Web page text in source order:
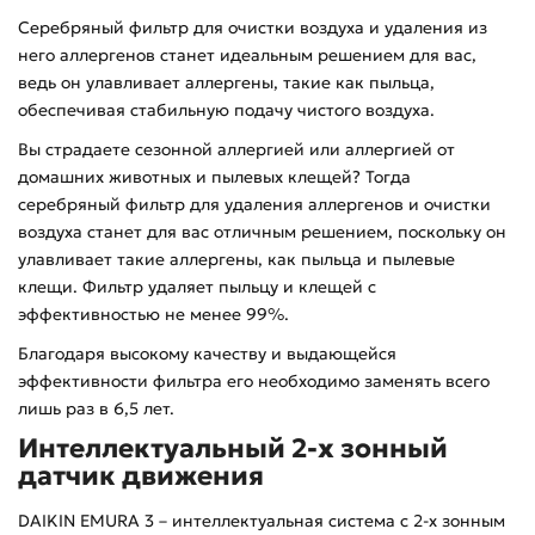
Серебряный фильтр для очистки воздуха и удаления из
него аллергенов станет идеальным решением для вас,
ведь он улавливает аллергены, такие как пыльца,
обеспечивая стабильную подачу чистого воздуха.
Вы страдаете сезонной аллергией или аллергией от
домашних животных и пылевых клещей? Тогда
серебряный фильтр для удаления аллергенов и очистки
воздуха станет для вас отличным решением, поскольку он
улавливает такие аллергены, как пыльца и пылевые
клещи. Фильтр удаляет пыльцу и клещей с
эффективностью не менее 99%.
Благодаря высокому качеству и выдающейся
эффективности фильтра его необходимо заменять всего
лишь раз в 6,5 лет.
Интеллектуальный 2-х зонный
датчик движения
DAIKIN EMURA 3 – интеллектуальная система с 2-х зонным